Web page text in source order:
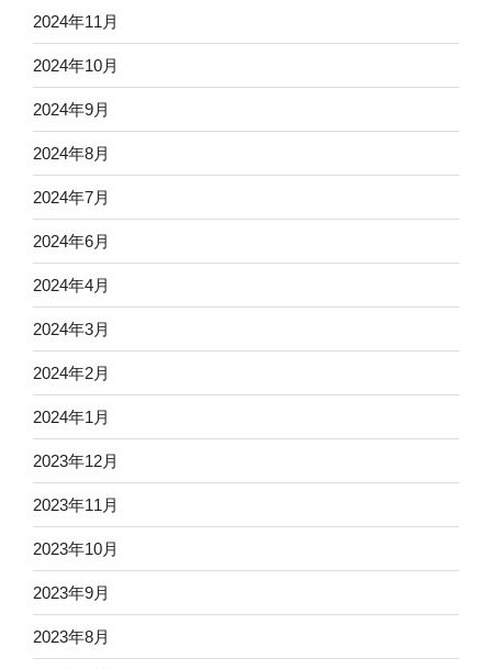
2024年11月
2024年10月
2024年9月
2024年8月
2024年7月
2024年6月
2024年4月
2024年3月
2024年2月
2024年1月
2023年12月
2023年11月
2023年10月
2023年9月
2023年8月